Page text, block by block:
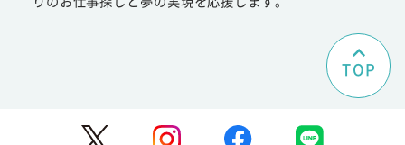
TOP